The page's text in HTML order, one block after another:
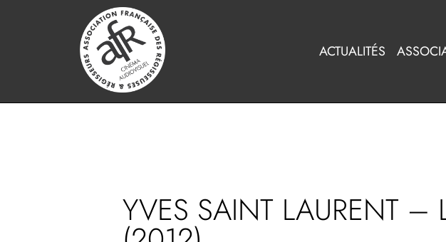
ACTUALITÉS
YVES SAINT LAURENT –